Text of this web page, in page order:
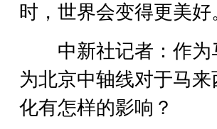
时，世界会变得更美好
中新社记者：作为
为北京中轴线对于马
化有怎样的影响？